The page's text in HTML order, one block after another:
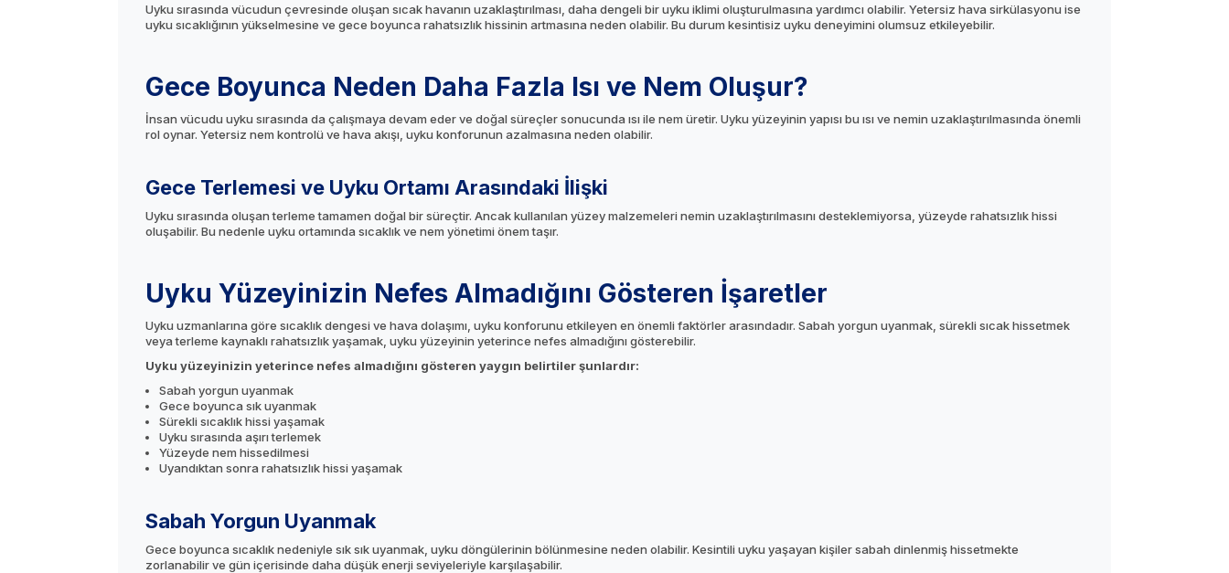
Uyku sırasında vücudun çevresinde oluşan sıcak havanın uzaklaştırılması, daha dengeli bir uyku iklimi oluşturulmasına yardımcı olabilir. Yetersiz hava sirkülasyonu ise
uyku sıcaklığının yükselmesine ve gece boyunca rahatsızlık hissinin artmasına neden olabilir. Bu durum kesintisiz uyku deneyimini olumsuz etkileyebilir.
Gece Boyunca Neden Daha Fazla Isı ve Nem Oluşur?
İnsan vücudu uyku sırasında da çalışmaya devam eder ve doğal süreçler sonucunda ısı ile nem üretir. Uyku yüzeyinin yapısı bu ısı ve nemin uzaklaştırılmasında önemli
rol oynar. Yetersiz nem kontrolü ve hava akışı, uyku konforunun azalmasına neden olabilir.
Gece Terlemesi ve Uyku Ortamı Arasındaki İlişki
Uyku sırasında oluşan terleme tamamen doğal bir süreçtir. Ancak kullanılan yüzey malzemeleri nemin uzaklaştırılmasını desteklemiyorsa, yüzeyde rahatsızlık hissi
oluşabilir. Bu nedenle uyku ortamında sıcaklık ve nem yönetimi önem taşır.
Uyku Yüzeyinizin Nefes Almadığını Gösteren İşaretler
Uyku uzmanlarına göre sıcaklık dengesi ve hava dolaşımı, uyku konforunu etkileyen en önemli faktörler arasındadır. Sabah yorgun uyanmak, sürekli sıcak hissetmek
veya terleme kaynaklı rahatsızlık yaşamak, uyku yüzeyinin yeterince nefes almadığını gösterebilir.
Uyku yüzeyinizin yeterince nefes almadığını gösteren yaygın belirtiler şunlardır:
Sabah yorgun uyanmak
Gece boyunca sık uyanmak
Sürekli sıcaklık hissi yaşamak
Uyku sırasında aşırı terlemek
Yüzeyde nem hissedilmesi
Uyandıktan sonra rahatsızlık hissi yaşamak
Sabah Yorgun Uyanmak
Gece boyunca sıcaklık nedeniyle sık sık uyanmak, uyku döngülerinin bölünmesine neden olabilir. Kesintili uyku yaşayan kişiler sabah dinlenmiş hissetmekte
zorlanabilir ve gün içerisinde daha düşük enerji seviyeleriyle karşılaşabilir.